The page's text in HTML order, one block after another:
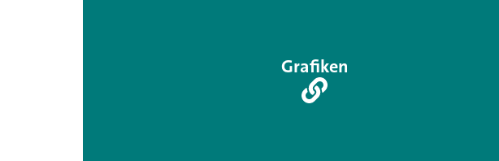
Grafiken